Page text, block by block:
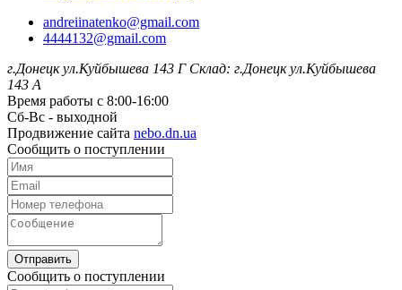
andreiinatenko@gmail.com
4444132@gmail.com
г.Донецк ул.Куйбышева 143 Г Склад: г.Донецк ул.Куйбышева
143 А
Время работы с 8:00-16:00
Сб-Вс - выходной
Продвижение сайта nebo.dn.ua
Сообщить о поступлении
Отправить
Сообщить о поступлении